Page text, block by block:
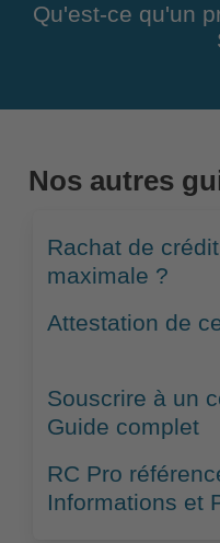
Qu'est-ce qu'un
Nos autres
Rachat de
maximale ?
Attestation de
Souscrire à un
Guide complet
RC Pro
Informations et